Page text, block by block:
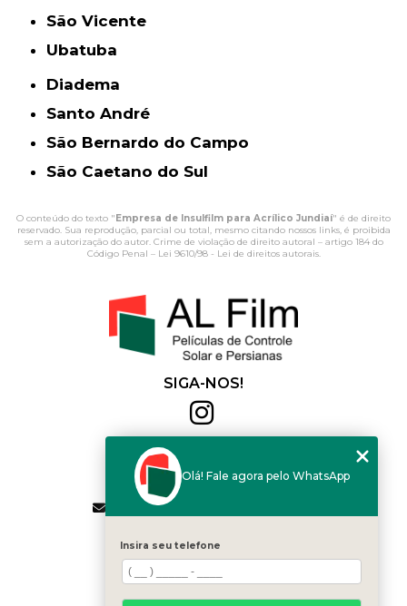
São Vicente
Ubatuba
Diadema
Santo André
São Bernardo do Campo
São Caetano do Sul
O conteúdo do texto "Empresa de Insulfilm para Acrílico Jundiaí" é de direito
reservado. Sua reprodução, parcial ou total, mesmo citando nossos links, é proibida
sem a autorização do autor. Crime de violação de direito autoral – artigo 184 do
Código Penal – Lei 9610/98 - Lei de direitos autorais.
SIGA-NOS!
(11) 2564-4684
(11) 94168-2041
contato.vendas@alfilm.com.br
MENU
HOME
QUEM SOMOS
SERVIÇOS
Olá! Fale agora pelo WhatsApp
Insira seu telefone